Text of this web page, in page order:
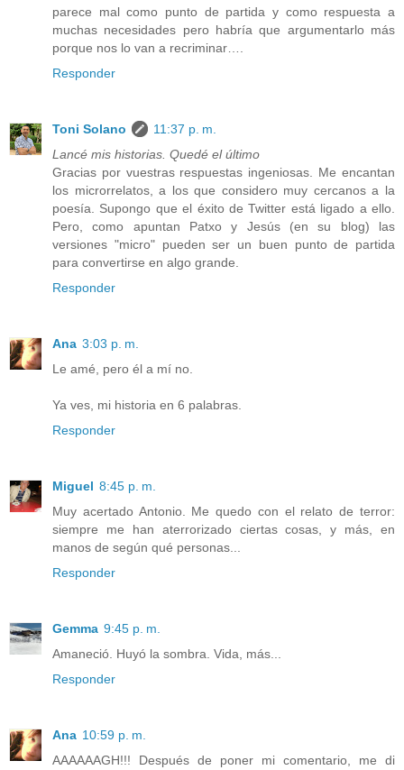
parece mal como punto de partida y como respuesta a
muchas necesidades pero habría que argumentarlo más
porque nos lo van a recriminar….
Responder
Toni Solano
11:37 p. m.
Lancé mis historias. Quedé el último
Gracias por vuestras respuestas ingeniosas. Me encantan
los microrrelatos, a los que considero muy cercanos a la
poesía. Supongo que el éxito de Twitter está ligado a ello.
Pero, como apuntan Patxo y Jesús (en su blog) las
versiones "micro" pueden ser un buen punto de partida
para convertirse en algo grande.
Responder
Ana 3:03 p. m.
Le amé, pero él a mí no.
Ya ves, mi historia en 6 palabras.
Responder
Miguel 8:45 p. m.
Muy acertado Antonio. Me quedo con el relato de terror:
siempre me han aterrorizado ciertas cosas, y más, en
manos de según qué personas...
Responder
Gemma 9:45 p. m.
Amaneció. Huyó la sombra. Vida, más...
Responder
Ana 10:59 p. m.
AAAAAAGH!!! Después de poner mi comentario, me di